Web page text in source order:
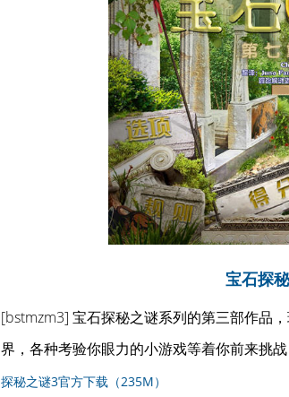
宝石探
[bstmzm3] 宝石探秘之谜系列的第三部作品
界，各种考验你眼力的小游戏等着你前来挑
探秘之谜3官方下载（235M）